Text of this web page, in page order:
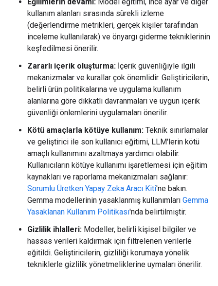
kullanım alanları sırasında sürekli izleme
(değerlendirme metrikleri, gerçek kişiler tarafından
inceleme kullanılarak) ve önyargı giderme tekniklerinin
keşfedilmesi önerilir.
Zararlı içerik oluşturma: İçerik güvenliğiyle ilgili
mekanizmalar ve kurallar çok önemlidir. Geliştiricilerin,
belirli ürün politikalarına ve uygulama kullanım
alanlarına göre dikkatli davranmaları ve uygun içerik
güvenliği önlemlerini uygulamaları önerilir.
Kötü amaçlarla kötüye kullanım: Teknik sınırlamalar
ve geliştirici ile son kullanıcı eğitimi, LLM'lerin kötü
amaçlı kullanımını azaltmaya yardımcı olabilir.
Kullanıcıların kötüye kullanımı işaretlemesi için eğitim
kaynakları ve raporlama mekanizmaları sağlanır:
Sorumlu Üretken Yapay Zeka Aracı Kiti'ne bakın.
Gemma modellerinin yasaklanmış kullanımları Gemma
Yasaklanan Kullanım Politikası'nda belirtilmiştir.
Gizlilik ihlalleri: Modeller, belirli kişisel bilgiler ve
hassas verileri kaldırmak için filtrelenen verilerle
eğitildi. Geliştiricilerin, gizliliği korumaya yönelik
tekniklerle gizlilik yönetmeliklerine uymaları önerilir.